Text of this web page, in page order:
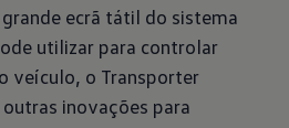
ecrã tátil do sistema
utilizar para controlar
veículo, o Transporter
inovações para